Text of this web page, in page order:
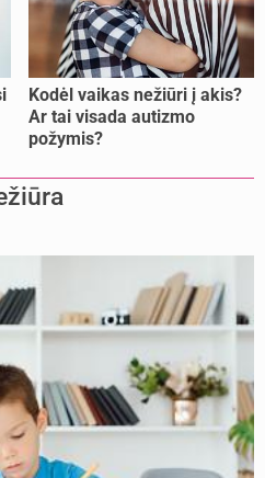
Kodėl vaikas nežiūri į akis?
Ar tai visada autizmo
požymis?